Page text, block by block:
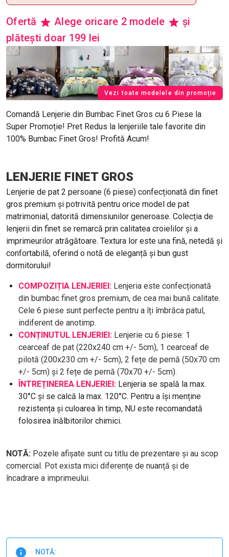
Ofertă Alege oricare 2 modele
și
plătești doar 199 lei
Vezi toate modelele din promoție
Comandă Lenjerie din Bumbac Finet Gros cu 6 Piese la
Super Promoție! Pret Redus la lenjeriile tale favorite din
100% Bumbac Finet Gros! Profită Acum!
LENJERIE FINET GROS
Lenjerie de pat 2 persoane (6 piese) confecționată din finet
gros premium și potrivită pentru orice model de pat
matrimonial, datorită dimensiunilor generoase. Colecția de
lenjerii din finet se remarcă prin calitatea croielilor și a
imprimeurilor atrăgătoare. Textura lor este una fină, netedă și
confortabilă, oferind o notă de eleganță și bun gust
dormitorului!
COMPOZIȚIA LENJERIEI: Lenjeria este confecționată
din bumbac finet gros premium, de cea mai bună calitate.
Cele 6 piese sunt perfecte pentru a îți îmbrăca patul,
indiferent de anotimp.
CONȚINUTUL LENJERIEI: Lenjerie cu 6 piese: 1
cearceaf de pat (220x240 cm +/- 5cm), 1 cearceaf de
pilotă (200x230 cm +/- 5cm), 2 fețe de pernă (50x70 cm
+/- 5cm) și 2 fețe de pernă (70x70 +/- 5cm).
ÎNTREȚINEREA LENJERIEI: Lenjeria se spală la max.
30°C și se calcă la max. 120°C. Pentru a își menține
rezistența și culoarea în timp, NU este recomandată
folosirea înălbitorilor chimici.
NOTĂ: Pozele afișate sunt cu titlu de prezentare și au scop
comercial. Pot exista mici diferențe de nuanță și de
încadrare a imprimeului.
NOTĂ: